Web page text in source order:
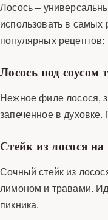
Лосось –
использовать в самых
популярных рецептов:
Лосось под соусом
Нежное филе лосося,
запеченное в
Стейк из лосося на
Сочный стейк из
лимоном и травами.
пикника.